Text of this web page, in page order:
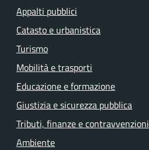
Appalti pubblici
Catasto e urbanistica
Turismo
Mobilità e trasporti
Educazione e formazione
Giustizia e sicurezza pubblica
Tributi, finanze e contravvenzioni
Ambiente